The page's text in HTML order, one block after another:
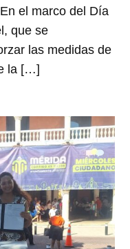
el marco del Día
que se
las medidas de
la […]